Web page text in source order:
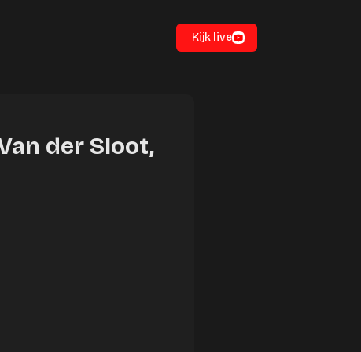
Kijk live
der Sloot,